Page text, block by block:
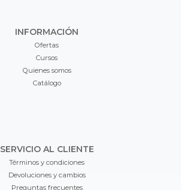
INFORMACIÓN
Ofertas
Cursos
Quienes somos
Catálogo
SERVICIO AL CLIENTE
Términos y condiciones
Devoluciones y cambios
Preguntas frecuentes